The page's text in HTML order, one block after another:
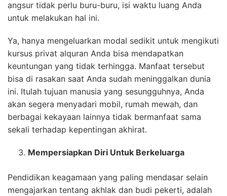
angsur tidak perlu buru-buru, isi waktu luang Anda
untuk melakukan hal ini.
Ya, hanya mengeluarkan modal sedikit untuk mengikuti
kursus privat alquran Anda bisa mendapatkan
keuntungan yang tidak terhingga. Manfaat tersebut
bisa di rasakan saat Anda sudah meninggalkan dunia
ini. Itulah tujuan manusia yang sesungguhnya, Anda
akan segera menyadari mobil, rumah mewah, dan
berbagai kekayaan lainnya tidak bermanfaat sama
sekali terhadap kepentingan akhirat.
Mempersiapkan Diri Untuk Berkeluarga
Pendidikan keagamaan yang paling mendasar selain
mengajarkan tentang akhlak dan budi pekerti, adalah